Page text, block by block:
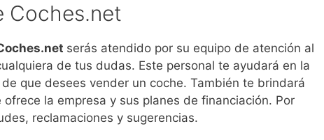
Coches.net
serás atendido por su equipo de atención al
de tus dudas. Este personal te ayudará en la
que desees vender un coche. También te brindará
la empresa y sus planes de financiación. Por
reclamaciones y sugerencias.